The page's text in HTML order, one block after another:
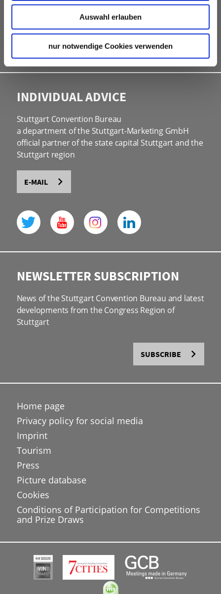
Auswahl erlauben
nur notwendige Cookies verwenden
social programmes
site inspections
marketing & information material
Bid assistance
INDIVIDUAL ADVICE
Stuttgart Convention Bureau
a department of the Stuttgart-Marketing GmbH
official partner of the state capital Stuttgart and the
Stuttgart region
E-MAIL
NEWSLETTER SUBSCRIPTION
News of the Stuttgart Convention Bureau and latest
developments from the Congress Region of
Stuttgart
SUBSCRIBE
Home page
Privacy policy for social media
Imprint
Tourism
Press
Picture database
Cookies
Conditions of Participation for Competitions
and Prize Draws